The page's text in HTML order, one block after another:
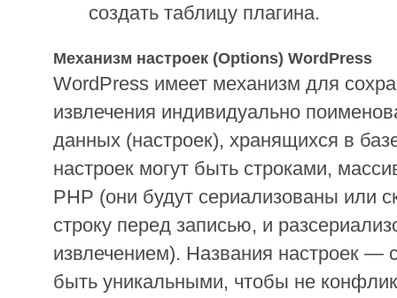
создать таблицу плагина.
Механизм настроек (Options) WordPress
WordPress имеет механизм для
извлечения индивидуально
данных (настроек), хранящихся в
настроек могут быть строками,
PHP (они будут сериализованы или
строку перед записью, и
извлечением). Названия настроек —
быть уникальными, чтобы не